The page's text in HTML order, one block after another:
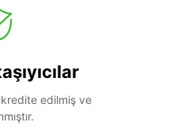
akredite edilmiş ve